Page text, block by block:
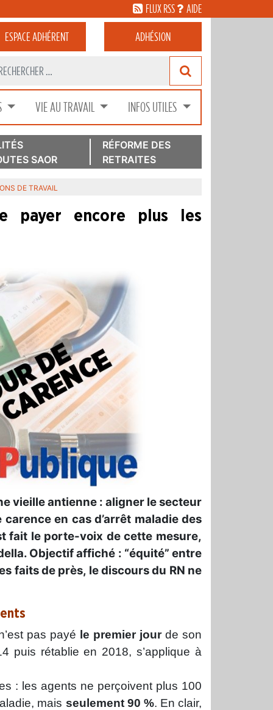
FLUX RSS AIDE
ESPACEADHÉRENT ADHÉSION
VIE AU TRAVAIL INFOS UTILES
SAOR
RÉFORME DES
RETRAITES
DE TRAVAIL
payer encore plus les
vieille antienne : aligner le secteur
en cas d’arrêt maladie des
fait le porte-voix de cette mesure,
Objectif affiché : “équité” entre
faits de près, le discours du RN ne
pas payé le premier jourde son
puis rétablie en 2018, s’applique à
: les agents ne perçoivent plus 100
mais seulement 90 %. En clair,